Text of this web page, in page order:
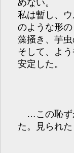
めない。
私は暫し、
のような形
藻掻き、芋虫
そして、よ
安定した。
…この恥ず
た。見られた